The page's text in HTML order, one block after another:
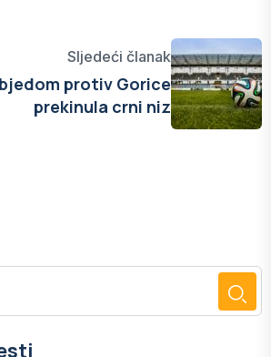
Sljedeći članak
protiv Gorice
prekinula crni niz